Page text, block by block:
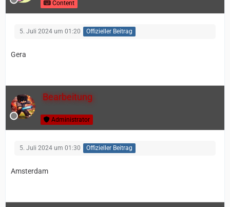
Content
5. Juli 2024 um 01:20 Offizieller Beitrag
Gera
Bearbeitung
Administrator
5. Juli 2024 um 01:30 Offizieller Beitrag
Amsterdam